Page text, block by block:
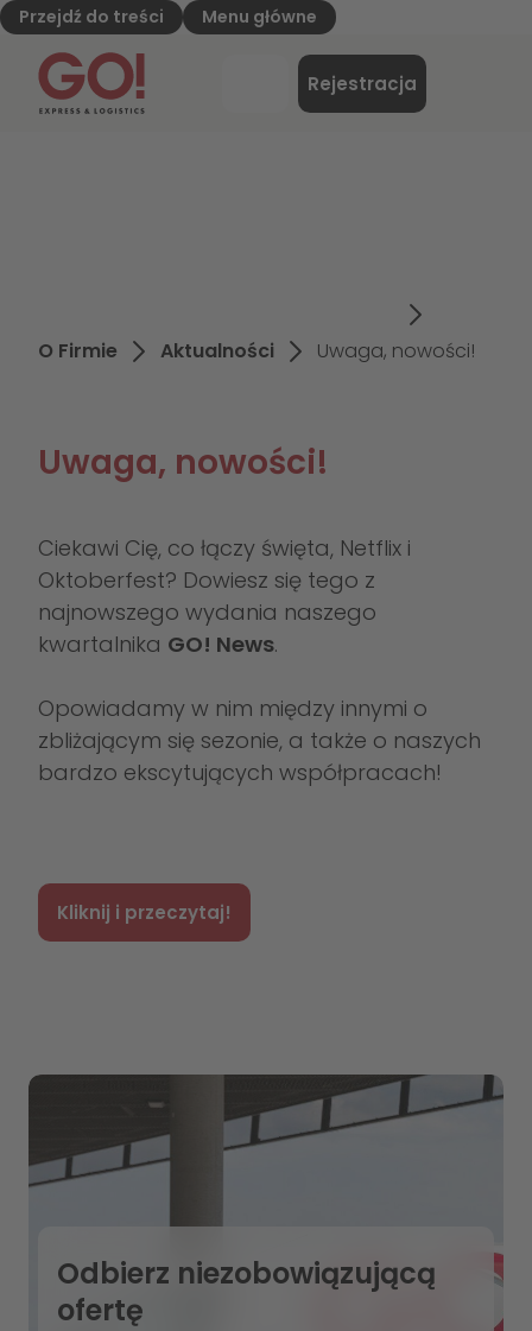
Przejdź do treści Menu główne
GO! Express & Logistics - do strony głównej
Rejestracja
Logowanie
O Firmie Aktualności Uwaga, nowości!
Uwaga, nowości!
Ciekawi Cię, co łączy święta, Netflix i
Oktoberfest? Dowiesz się tego z
najnowszego wydania naszego
kwartalnika GO! News.
Opowiadamy w nim między innymi o
zbliżającym się sezonie, a także o naszych
bardzo ekscytujących współpracach!
Kliknij i przeczytaj!
Odbierz niezobowiązującą
ofertę